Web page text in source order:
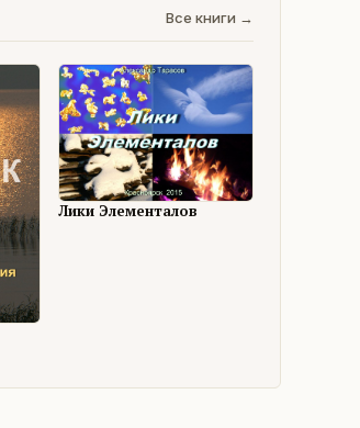
Все книги →
Лики Элементалов